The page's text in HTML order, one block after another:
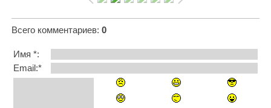
Всего комментариев: 0
Имя *:
Email:*